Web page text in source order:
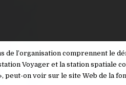
de l’organisation comprennent le
Voyager et la station spatiale
on voir sur le site Web de la